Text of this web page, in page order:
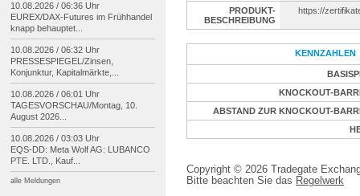
PRODUKT-
BESCHREIBUNG
https://
KENNZAHLEN
KNOCKOUT-
ABSTAND ZUR KNOCKOUT-
Copyright © 2026 Tradegate
Bitte beachten Sie das Regelwerk
10.08.2026 / 06:36 Uhr
EUREX/DAX-Futures im Frühhandel
knapp behauptet...
10.08.2026 / 06:32 Uhr
PRESSESPIEGEL/Zinsen,
Konjunktur, Kapitalmärkte,...
10.08.2026 / 06:01 Uhr
TAGESVORSCHAU/Montag, 10.
August 2026...
10.08.2026 / 03:03 Uhr
EQS-DD: Meta Wolf AG: LUBANCO
PTE. LTD., Kauf...
alle Meldungen